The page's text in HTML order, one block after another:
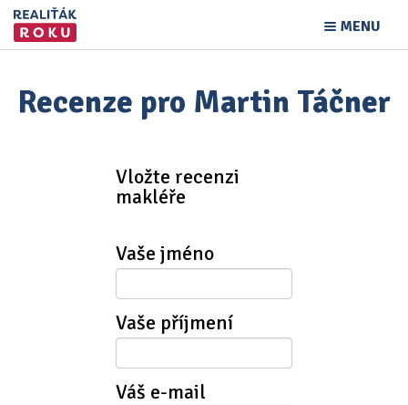
MENU
Recenze pro Martin Táčner
Vložte recenzi
makléře
Vaše jméno
Vaše příjmení
Váš e-mail